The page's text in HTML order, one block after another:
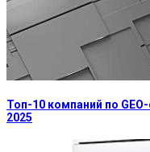
Топ-10 компаний по
2025